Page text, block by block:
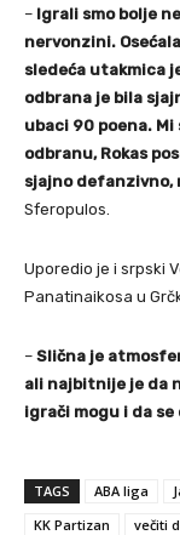
– Igrali smo bolje
nervonzini.
sledeća utakmica
odbrana je bila
ubaci 90 poena.
odbranu, Rokas
sjajno defanzivno,
Sferopulos.
Uporedio je i srpski
Panatinaikosa u
– Slična je
ali najbitnije je da
igrači mogu i da
TAGS ABA liga
KK Partizan
večiti